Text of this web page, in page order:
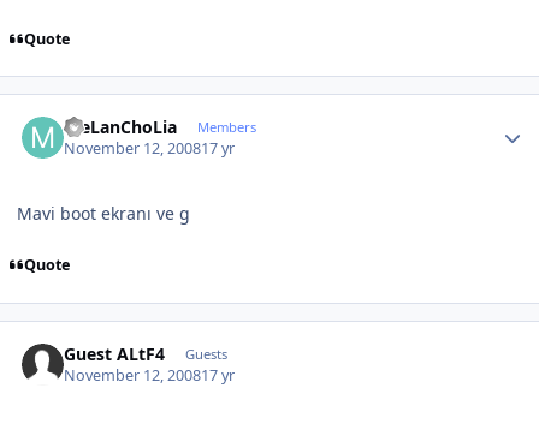
Quote
meLanChoLia Members
November 12, 200817 yr
Mavi boot ekranı ve g
Quote
Guest ALtF4 Guests
November 12, 200817 yr